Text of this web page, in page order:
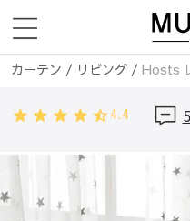
カーテン / リビング/ Hosts
カーテン/ポリエステル /
カーテン
ブルー
Hosts レ
/ ピンク
Hosts レ
カーテン/ レースカーテン
4.4 5